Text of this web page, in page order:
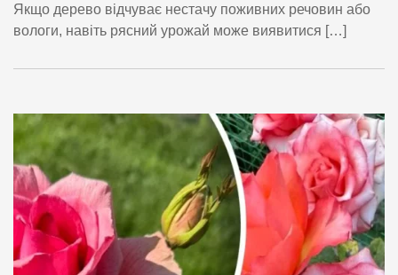
Якщо дерево відчуває нестачу поживних речовин або
вологи, навіть рясний урожай може виявитися […]